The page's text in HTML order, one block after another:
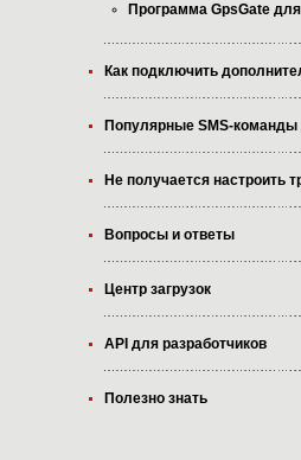
Программа GpsGate
Как подключить
Популярные SMS-команды
Не получается настроить
Вопросы и ответы
Центр загрузок
API для разработчиков
Полезно знать